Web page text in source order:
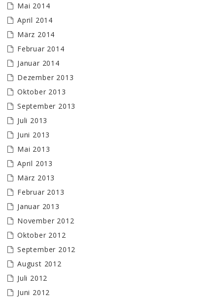
Mai 2014
April 2014
März 2014
Februar 2014
Januar 2014
Dezember 2013
Oktober 2013
September 2013
Juli 2013
Juni 2013
Mai 2013
April 2013
März 2013
Februar 2013
Januar 2013
November 2012
Oktober 2012
September 2012
August 2012
Juli 2012
Juni 2012